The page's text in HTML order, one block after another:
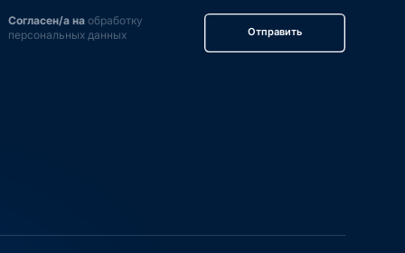
Согласен/а наобработку
персональных данных
Отправить